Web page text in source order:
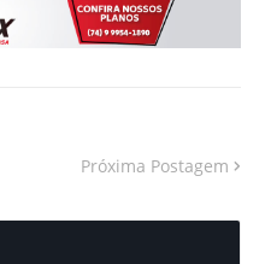
Próxima Postagem